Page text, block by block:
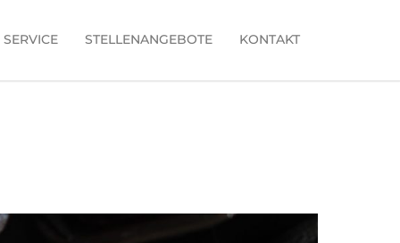
SERVICE STELLENANGEBOTE KONTAKT